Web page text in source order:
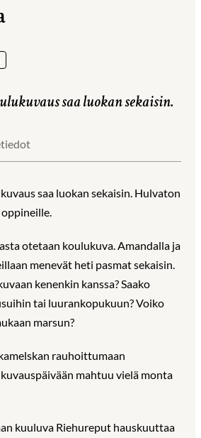
saa luokan sekaisin.
saa luokan sekaisin. Hulvaton
otetaan koulukuva. Amandalla ja
menevät heti pasmat sekaisin.
kenenkin kanssa? Saako
tai luurankopukuun? Voiko
marsun?
rauhoittumaan
mahtuu vielä monta
kuuluva Riehureput hauskuuttaa